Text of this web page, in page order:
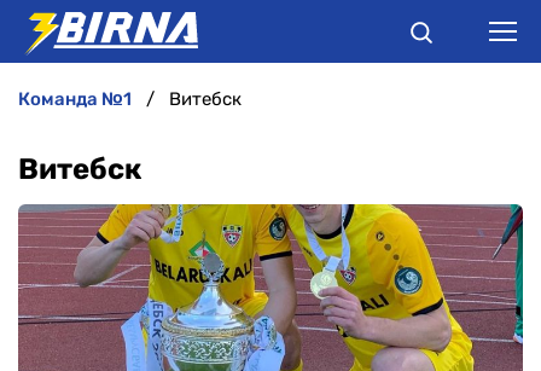
ІНТЕРВ'Ю
РІЗНЕ
команда №1 Витебск
Витебск